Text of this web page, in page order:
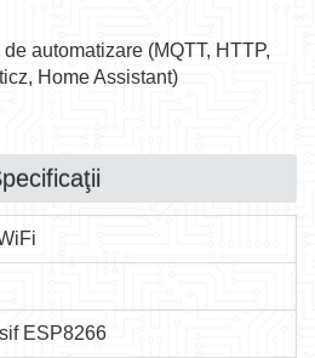
automatizare (MQTT, HTTP,
Home Assistant)
ESP8266